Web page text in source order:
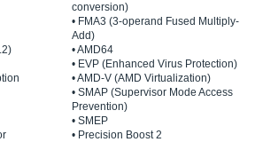
conversion)
• FMA3 (3-operand Fused Multiply-
Add)
• AMD64
• EVP (Enhanced Virus Protection)
• AMD-V (AMD Virtualization)
• SMAP (Supervisor Mode Access
Prevention)
• SMEP
• Precision Boost 2